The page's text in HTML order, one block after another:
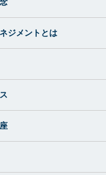
ジメントとは